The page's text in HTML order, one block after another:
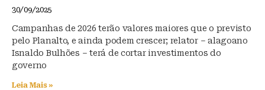
30/09/2025
Campanhas de 2026 terão valores maiores que o previsto
pelo Planalto, e ainda podem crescer; relator – alagoano
Isnaldo Bulhões – terá de cortar investimentos do
governo
Leia Mais »